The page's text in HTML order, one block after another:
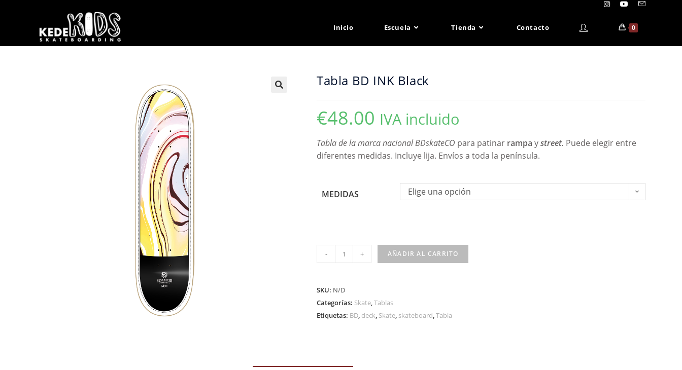
Inicio Escuela Tienda Contacto 0
Tabla BD INK Black
€48.00 IVA incluido
Tabla de la marca nacional BDskateCO para patinar rampa ystreet. Puede elegir entre
diferentes medidas. Incluye lija. Envíos a toda la península.
MEDIDAS Elige una opción
- + AÑADIR AL CARRITO
SKU: N/D
Categorías: Skate,Tablas
Etiquetas: BD, deck, Skate, skateboard,Tabla